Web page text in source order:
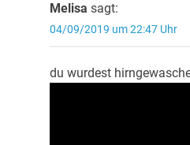
Melisa sagt:
04/09/2019 um 22:47 Uhr
du wurdest